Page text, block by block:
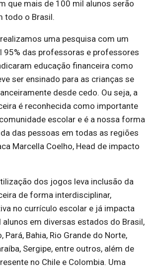
que mais de 100 mil alunos serão
todo o Brasil.
uma pesquisa com um
95% das professoras e professores
educação financeira como
ser ensinado para as crianças se
desde cedo. Ou seja, a
é reconhecida como importante
escolar e é a nossa forma
das pessoas em todas as regiões
Marcella Coelho, Head de impacto
dos jogos leva inclusão da
de forma interdisciplinar,
no currículo escolar e já impacta
em diversas estados do Brasil,
Pará, Bahia, Rio Grande do Norte,
Sergipe, entre outros, além de
no Chile e Colombia. Uma